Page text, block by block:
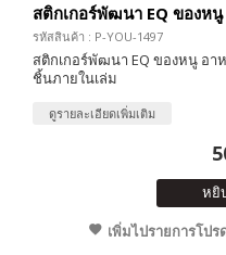
สติกเกอร์พัฒนา EQ ของหนู
รหัสสินค้า : P-YOU-1497
สติกเกอร์พัฒนา EQ ของหนู อา
ชิ้นภายในเล่ม
ดูรายละเอียดเพิ่มเติม
หยิ
เพิ่มไปรายการโปร